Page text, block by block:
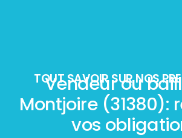
TOUT SAVOIR SUR NOS
Vendeur ou
Montjoire (31380):
vos